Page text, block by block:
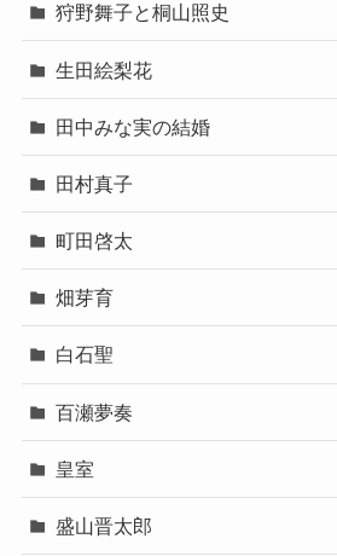
狩野舞子と桐山照史
生田絵梨花
田中みな実の結婚
田村真子
町田啓太
畑芽育
白石聖
百瀬夢奏
皇室
盛山晋太郎